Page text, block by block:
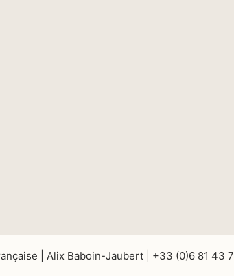
| Alix Baboin-Jaubert | +33 (0)6 81 43